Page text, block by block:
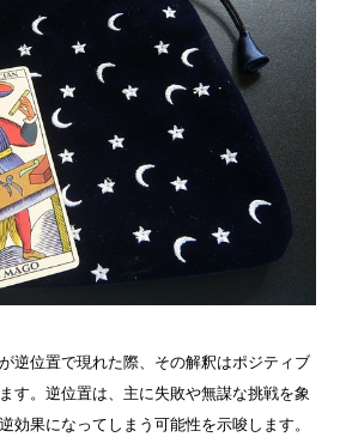
逆位置で現れた際、その解釈はポジティブ
す。逆位置は、主に失敗や無謀な挑戦を象
効果になってしまう可能性を示唆します。